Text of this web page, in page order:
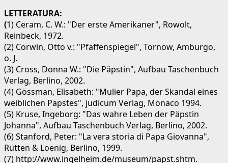
LETTERATURA:
(1) Ceram, C. W.: "Der erste Amerikaner", Rowolt,
Reinbeck, 1972.
(2) Corwin, Otto v.: "Pfaffenspiegel", Tornow, Amburgo,
o. J.
(3) Cross, Donna W.: "Die Päpstin", Aufbau Taschenbuch
Verlag, Berlino, 2002.
(4) Gössman, Elisabeth: "Mulier Papa, der Skandal eines
weiblichen Papstes", judicum Verlag, Monaco 1994.
(5) Kruse, Ingeborg: "Das wahre Leben der Päpstin
Johanna", Aufbau Taschenbuch Verlag, Berlino, 2002.
(6) Stanford, Peter: "La vera storia di Papa Giovanna",
Rütten & Loenig, Berlino, 1999.
(7) http://www.ingelheim.de/museum/papst.shtm.